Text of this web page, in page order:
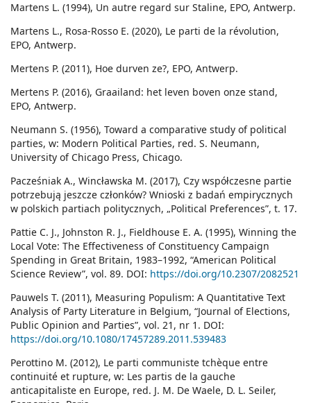
Martens L. (1994), Un autre regard sur Staline, EPO, Antwerp.
Martens L., Rosa-Rosso E. (2020), Le parti de la révolution,
EPO, Antwerp.
Mertens P. (2011), Hoe durven ze?, EPO, Antwerp.
Mertens P. (2016), Graailand: het leven boven onze stand,
EPO, Antwerp.
Neumann S. (1956), Toward a comparative study of political
parties, w: Modern Political Parties, red. S. Neumann,
University of Chicago Press, Chicago.
Pacześniak A., Wincławska M. (2017), Czy współczesne partie
potrzebują jeszcze członków? Wnioski z badań empirycznych
w polskich partiach politycznych, „Political Preferences”, t. 17.
Pattie C. J., Johnston R. J., Fieldhouse E. A. (1995), Winning the
Local Vote: The Effectiveness of Constituency Campaign
Spending in Great Britain, 1983–1992, “American Political
Science Review”, vol. 89. DOI: https://doi.org/10.2307/2082521
Pauwels T. (2011), Measuring Populism: A Quantitative Text
Analysis of Party Literature in Belgium, “Journal of Elections,
Public Opinion and Parties”, vol. 21, nr 1. DOI:
https://doi.org/10.1080/17457289.2011.539483
Perottino M. (2012), Le parti communiste tchèque entre
continuité et rupture, w: Les partis de la gauche
anticapitaliste en Europe, red. J. M. De Waele, D. L. Seiler,